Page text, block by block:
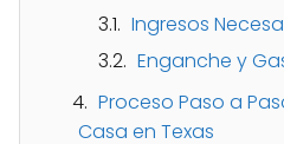
Ingresos
Enganche y
Proceso Paso a
Casa en Texas